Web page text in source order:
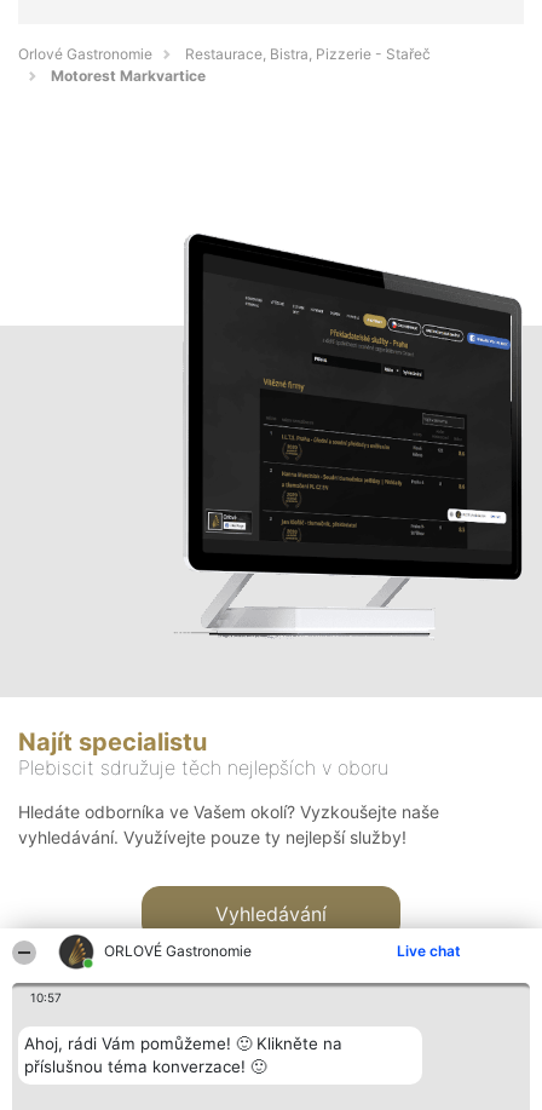
ORLOVÉ Gastronomie Live chat
10:57
Ahoj, rádi Vám pomůžeme! 🙂 Klikněte na
příslušnou téma konverzace! 🙂
Orlové Gastronomie
Restaurace, Bistra, Pizzerie - Stařeč
Motorest Markvartice
Najít specialistu
Plebiscit sdružuje těch nejlepších v oboru
Hledáte odborníka ve Vašem okolí? Vyzkoušejte naše
vyhledávání. Využívejte pouze ty nejlepší služby!
Vyhledávání